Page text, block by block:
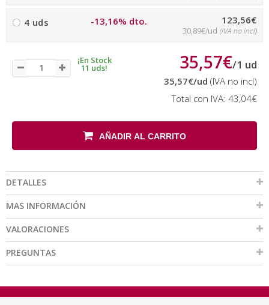
4 uds -13,16% dto. 123,56€
30,89€/ud (IVA no incl)
¡En Stock
11 uds! 35,57€/1 ud
35,57€/ud (IVA no incl)
Total con IVA: 43,04€
AÑADIR AL CARRITO
DETALLES
MAS INFORMACIÓN
VALORACIONES
PREGUNTAS